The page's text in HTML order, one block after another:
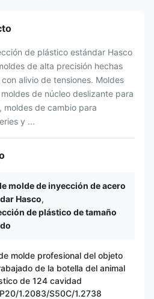
de plástico estándar Hasco
de alta precisión hechas
alivio de tensiones. Moldes
de núcleo deslizante para
moldes de cambio para
y ...
molde de inyección de acero
Hasco,
de plástico de tamaño
molde profesional del objeto
de la botella del animal
de 124 cavidad
1.2083/S50C/1.2738